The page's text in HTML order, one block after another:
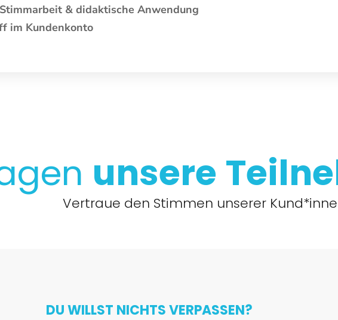
& didaktische Anwendung
im Kundenkonto
unsere
Vertraue den Stimmen unserer
DU WILLST NICHTS VERPASSEN?